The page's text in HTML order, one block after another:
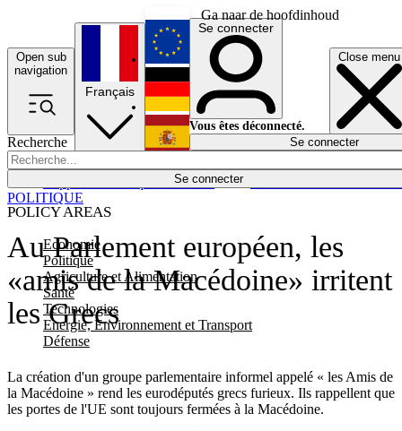
Ga naar de hoofdinhoud
Open sub
navigation
Close menu
Recherche
Se connecter
POLICY AREAS
Economie
Politique
Agriculture et Alimentation
Santé
Technologies
Energie, Environnement et Transport
Défense
Économie
Français
English
Deutsch
Español
Se connecter
Vous êtes déconnecté.
Se connecter
Au Parlement européen, les
«amis de la Macédoine» irritent
les Grecs
La création d'un groupe parlementaire informel appelé « les Amis de
la Macédoine » rend les eurodéputés grecs furieux. Ils rappellent que
les portes de l'UE sont toujours fermées à la Macédoine.
POLITIQUE